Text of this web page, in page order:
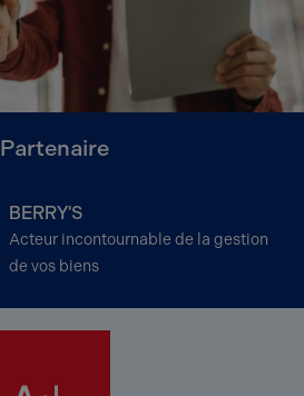
Partenaire
BERRY'S
Acteur incontournable de la gestion
de vos biens